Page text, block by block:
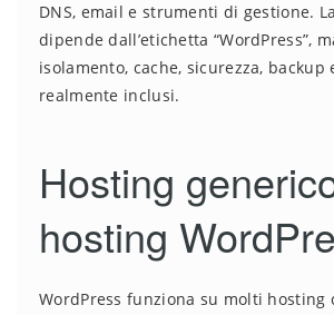
DNS, email e strumenti di gestione.
dipende dall’etichetta “WordPress”,
isolamento, cache, sicurezza, backup
realmente inclusi.
Hosting
hosting
WordPress funziona su molti hosting